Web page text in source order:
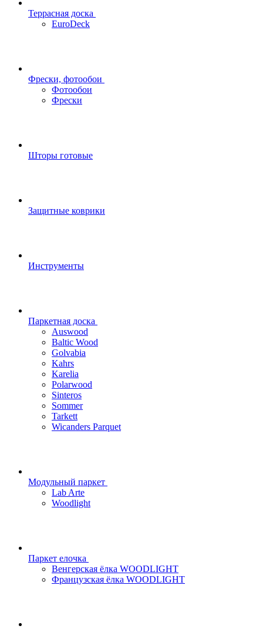
Террасная доска
EuroDeck
Фрески, фотообои
Фотообои
Фрески
Шторы готовые
Защитные коврики
Инструменты
Паркетная доска
Auswood
Baltic Wood
Golvabia
Kahrs
Karelia
Polarwood
Sinteros
Sommer
Tarkett
Wicanders Parquet
Модульный паркет
Lab Arte
Woodlight
Паркет елочка
Венгерская ёлка WOODLIGHT
Французская ёлка WOODLIGHT